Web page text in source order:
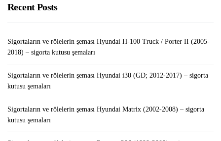
Recent Posts
Sigortaların ve rölelerin şeması Hyundai H-100 Truck / Porter II (2005-
2018) – sigorta kutusu şemaları
Sigortaların ve rölelerin şeması Hyundai i30 (GD; 2012-2017) – sigorta
kutusu şemaları
Sigortaların ve rölelerin şeması Hyundai Matrix (2002-2008) – sigorta
kutusu şemaları